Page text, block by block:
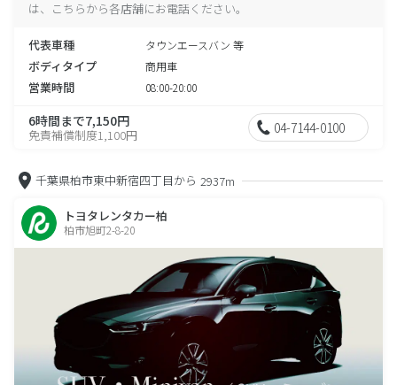
は、こちらから各店舗にお電話ください。
代表車種 タウンエースバン 等
ボディタイプ 商用車
営業時間 08:00-20:00
6時間まで7,150円
免責補償制度1,100円 04-7144-0100
千葉県柏市東中新宿四丁目から 2937m
トヨタレンタカー柏
柏市旭町2-8-20